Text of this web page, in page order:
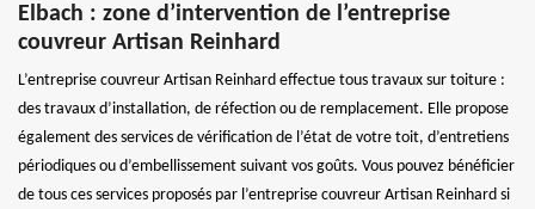
Elbach : zone d’intervention de l’entreprise
couvreur Artisan Reinhard
L’entreprise couvreur Artisan Reinhard effectue tous travaux sur toiture :
des travaux d’installation, de réfection ou de remplacement. Elle propose
également des services de vérification de l’état de votre toit, d’entretiens
périodiques ou d’embellissement suivant vos goûts. Vous pouvez bénéficier
de tous ces services proposés par l’entreprise couvreur Artisan Reinhard si